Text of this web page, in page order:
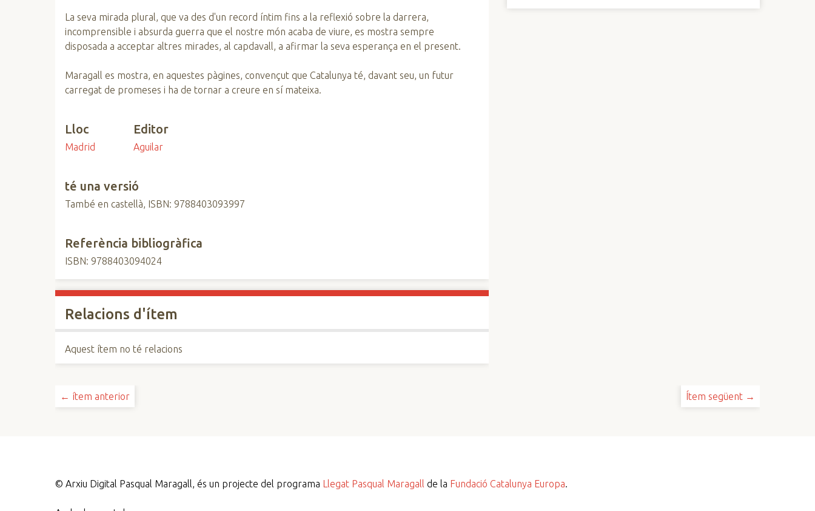
La seva mirada plural, que va des d'un record íntim fins a la reflexió sobre la darrera,
incomprensible i absurda guerra que el nostre món acaba de viure, es mostra sempre
disposada a acceptar altres mirades, al capdavall, a afirmar la seva esperança en el present.
Maragall es mostra, en aquestes pàgines, convençut que Catalunya té, davant seu, un futur
carregat de promeses i ha de tornar a creure en sí mateixa.
Lloc
Madrid
Editor
Aguilar
té una versió
També en castellà, ISBN: 9788403093997
Referència bibliogràfica
ISBN: 9788403094024
Relacions d'ítem
Aquest ítem no té relacions
← ítem anterior Ítem següent →
©Arxiu Digital Pasqual Maragall, és un projecte del programa Llegat Pasqual Maragall de la Fundació Catalunya Europa.